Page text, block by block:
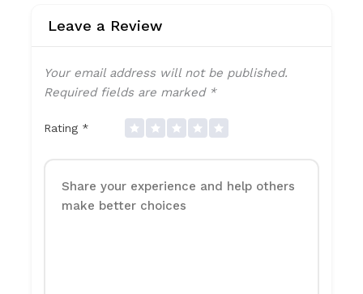
Leave a Review
Your email address will not be published.
Required fields are marked *
Rating *